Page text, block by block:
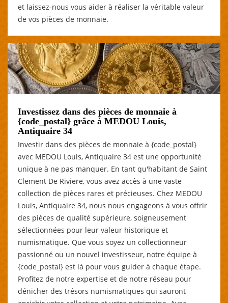
et laissez-nous vous aider à réaliser la véritable valeur
de vos pièces de monnaie.
Investissez dans des pièces de monnaie à
{code_postal} grâce à MEDOU Louis,
Antiquaire 34
Investir dans des pièces de monnaie à {code_postal}
avec MEDOU Louis, Antiquaire 34 est une opportunité
unique à ne pas manquer. En tant qu'habitant de Saint
Clement De Riviere, vous avez accès à une vaste
collection de pièces rares et précieuses. Chez MEDOU
Louis, Antiquaire 34, nous nous engageons à vous offrir
des pièces de qualité supérieure, soigneusement
sélectionnées pour leur valeur historique et
numismatique. Que vous soyez un collectionneur
passionné ou un nouvel investisseur, notre équipe à
{code_postal} est là pour vous guider à chaque étape.
Profitez de notre expertise et de notre réseau pour
dénicher des trésors numismatiques qui sauront